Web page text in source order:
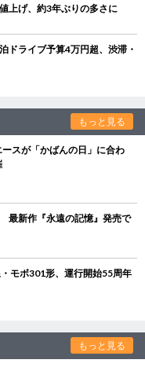
上げ、約3年ぶりの多さに
ライブ予算4万円超、渋滞・
もっと見る
スが「かばんの日」に合わ
最新作『永遠の記憶』発売で
モボ301形、運行開始55周年
もっと見る